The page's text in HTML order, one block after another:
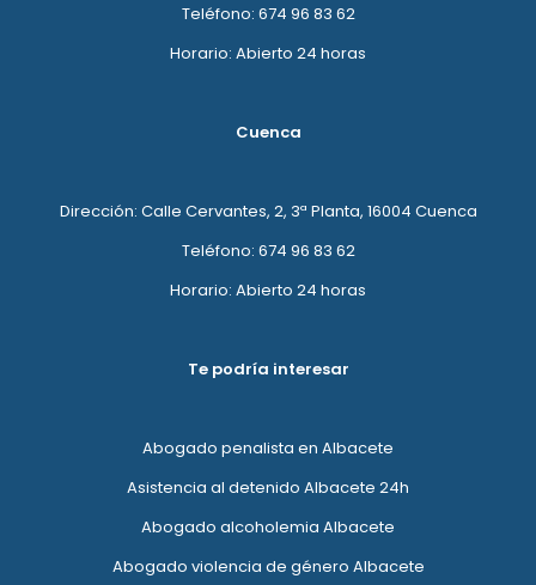
Teléfono: 674 96 83 62
Horario: Abierto 24 horas
Cuenca
Dirección: Calle Cervantes, 2, 3ª Planta, 16004 Cuenca
Teléfono: 674 96 83 62
Horario: Abierto 24 horas
Te podría interesar
Abogado penalista en Albacete
Asistencia al detenido Albacete 24h
Abogado alcoholemia Albacete
Abogado violencia de género Albacete